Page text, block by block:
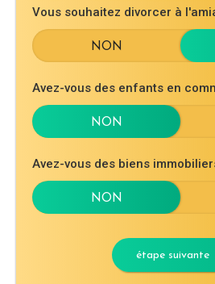
Vous souhaitez divorcer à
Avez-vous des enfants en
Avez-vous des biens
étape suivante